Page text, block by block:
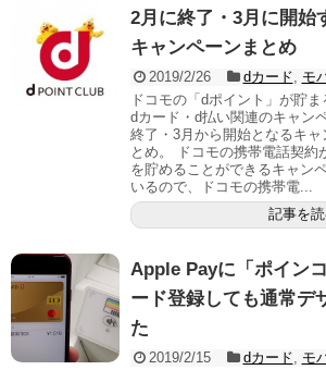
2月に終了・3月に開始
キャンペーンまとめ
2019/2/26 dカード
モ
ドコモの「dポイント」が貯
dカード・d払い関連のキャン
終了・3月から開始となるキャ
とめ。 ドコモの携帯電話契約
を貯めることができるキャン
いるので、ドコモの携帯電...
記事を
Apple Payに「ポイン
ード登録しても通常デ
た
2019/2/15 dカード
モ